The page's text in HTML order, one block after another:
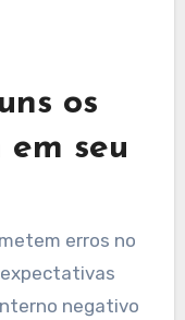
esses
adaptar
os